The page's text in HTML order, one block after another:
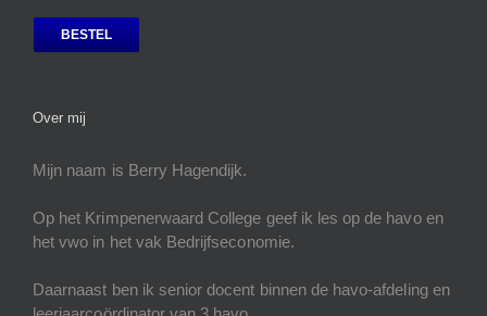
BESTEL
Over mij
Mijn naam is Berry Hagendijk.
Op het Krimpenerwaard College geef ik les op de havo en
het vwo in het vak Bedrijfseconomie.
Daarnaast ben ik senior docent binnen de havo-afdeling en